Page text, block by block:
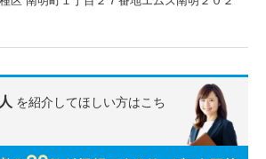
を紹介してほしい方はこち